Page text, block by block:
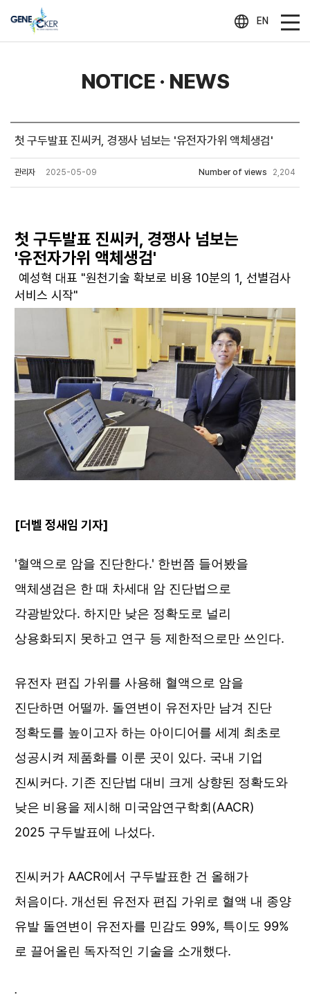
EN
NOTICE · NEWS
첫 구두발표 진씨커, 경쟁사 넘보는 '유전자가위 액체생검'
관리자 2025-05-09 Number of views 2,204
첫 구두발표 진씨커, 경쟁사 넘보는
'유전자가위 액체생검'
예성혁 대표 "원천기술 확보로 비용 10분의 1, 선별검사
서비스 시작"
[더벨 정새임 기자]
'혈액으로 암을 진단한다.' 한번쯤 들어봤을
액체생검은 한 때 차세대 암 진단법으로
각광받았다. 하지만 낮은 정확도로 널리
상용화되지 못하고 연구 등 제한적으로만 쓰인다.
유전자 편집 가위를 사용해 혈액으로 암을
진단하면 어떨까. 돌연변이 유전자만 남겨 진단
정확도를 높이고자 하는 아이디어를 세계 최초로
성공시켜 제품화를 이룬 곳이 있다. 국내 기업
진씨커다. 기존 진단법 대비 크게 상향된 정확도와
낮은 비용을 제시해 미국암연구학회(AACR)
2025 구두발표에 나섰다.
진씨커가 AACR에서 구두발표한 건 올해가
처음이다. 개선된 유전자 편집 가위로 혈액 내 종양
유발 돌연변이 유전자를 민감도 99%, 특이도 99%
로 끌어올린 독자적인 기술을 소개했다.
.